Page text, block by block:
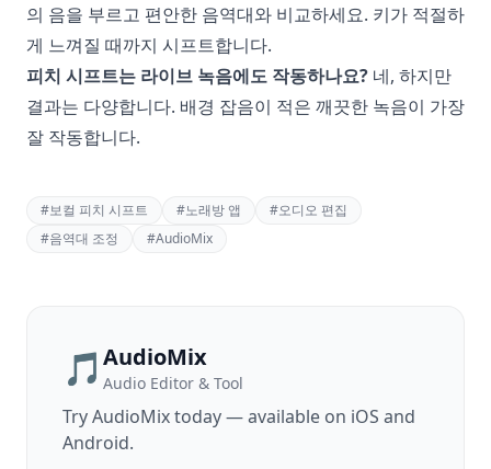
의 음을 부르고 편안한 음역대와 비교하세요. 키가 적절하
게 느껴질 때까지 시프트합니다.
피치 시프트는 라이브 녹음에도 작동하나요? 네, 하지만
결과는 다양합니다. 배경 잡음이 적은 깨끗한 녹음이 가장
잘 작동합니다.
#보컬 피치 시프트 #노래방 앱 #오디오 편집
#음역대 조정 #AudioMix
🎵 AudioMix
Audio Editor & Tool
TryAudioMixtoday — available on iOS and
Android.